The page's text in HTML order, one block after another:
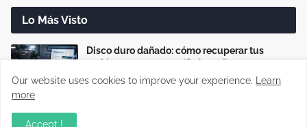
Lo Más Visto
Disco duro dañado: cómo recuperar tus
archivos paso a paso (Guía real)
Our website uses cookies to improve your experience.
Learn
more
Accept !